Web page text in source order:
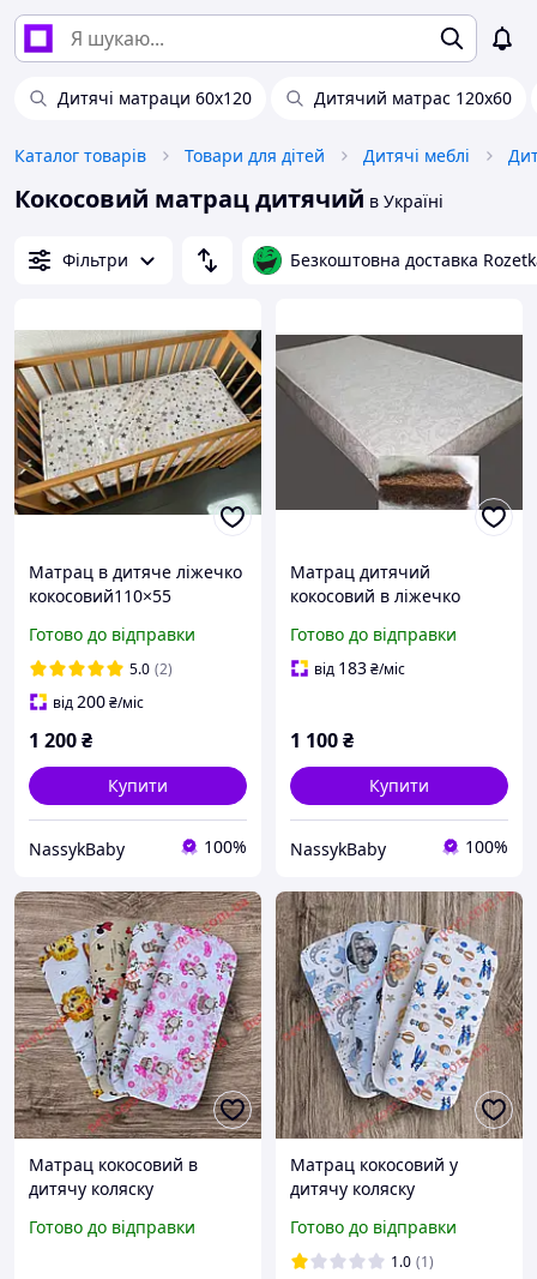
Дитячі матраци 60х120 Дитячий матрас 120х60
Каталог товарів Товари для дітей Дитячі меблі
Кокосовий матрац дитячий в Україні
Фільтри Безкоштовна доставка
Матрац в дитяче ліжечко
кокосовий110×55
Готово до відправки
5.0 (2)
від200₴/міс
1 200₴
Купити
NassykBaby 100%
Матрац дитячий
кокосовий в ліжечко
Готово до відправки
від 183₴/міс
1 100₴
Купити
NassykBaby 100%
Матрац кокосовий в
дитячу коляску
Готово до відправки
Матрац кокосовий у
дитячу коляску
Готово до відправки
1.0 (1)